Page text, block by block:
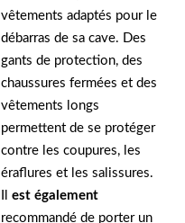
vêtements adaptés pour le
débarras de sa cave. Des
gants de protection, des
chaussures fermées et des
vêtements longs
permettent de se protéger
contre les coupures, les
éraflures et les salissures.
est également
recommandé de porter un